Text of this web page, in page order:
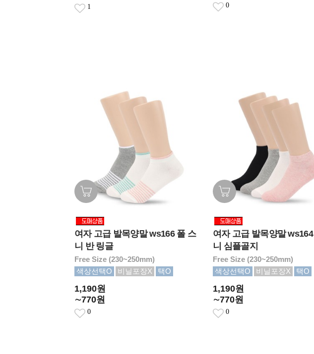
1 0
여자 고급 발목양말 ws166 폴 스
니 반 링글
Free Size (230~250mm)
색상선택O
비닐포장X 택O
1,190원
∼770원
0
여자 고급 발목양말
니 심플골지
Free Size (230~250mm)
색상선택O
비닐포장X 택O
1,190원
∼770원
0